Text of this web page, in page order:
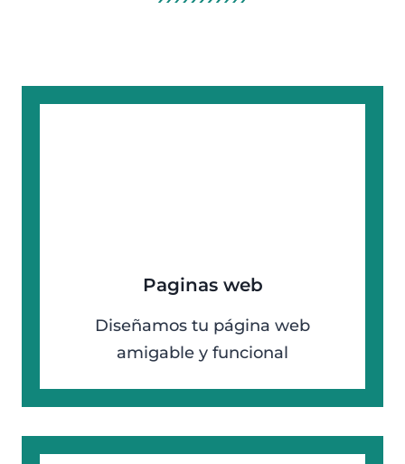
Paginas web
Diseñamos tu página web
amigable y funcional